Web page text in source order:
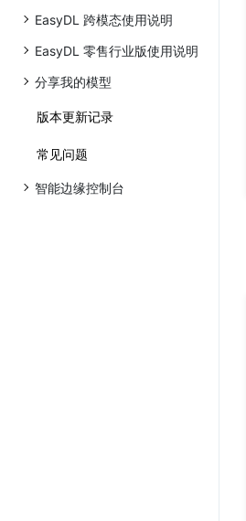
EasyDL 跨模态使用说明
EasyDL 零售行业版使用说明
分享我的模型
版本更新记录
常见问题
智能边缘控制台